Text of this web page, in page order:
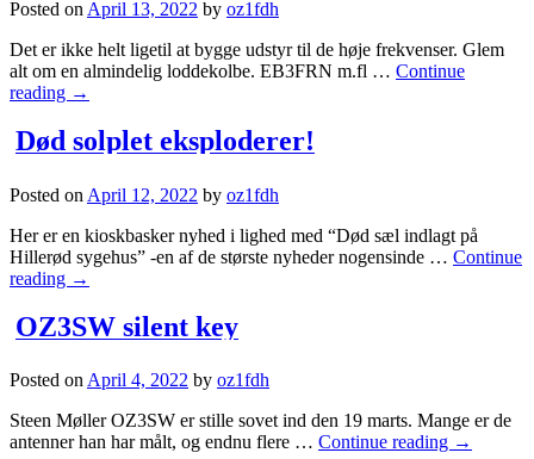
Posted on April 13, 2022 by oz1fdh
Det er ikke helt ligetil at bygge udstyr til de høje frekvenser. Glem
alt om en almindelig loddekolbe. EB3FRN m.fl … Continue
reading →
Død solplet eksploderer!
Posted on April 12, 2022 by oz1fdh
Her er en kioskbasker nyhed i lighed med “Død sæl indlagt på
Hillerød sygehus” -en af de største nyheder nogensinde … Continue
reading →
OZ3SW silent key
Posted onApril 4, 2022 by oz1fdh
Steen Møller OZ3SW er stille sovet ind den 19 marts. Mange er de
antenner han har målt, og endnu flere … Continue reading →